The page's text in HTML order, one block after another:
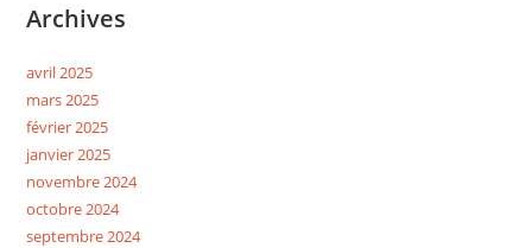
Archives
avril 2025
mars 2025
février 2025
janvier 2025
novembre 2024
octobre 2024
septembre 2024